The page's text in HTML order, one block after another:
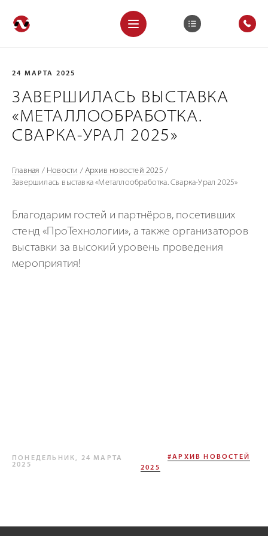
24 МАРТА 2025
ЗАВЕРШИЛАСЬ ВЫСТАВКА
«МЕТАЛЛООБРАБОТКА.
СВАРКА-УРАЛ 2025»
Главная / Новости /Архив новостей 2025 /
Завершилась выставка «Металлообработка. Сварка-Урал 2025»
Благодарим гостей и партнёров, посетивших
стенд «ПроТехнологии», а также организаторов
выставки за высокий уровень проведения
мероприятия!
ПОНЕДЕЛЬНИК, 24 МАРТА
2025
#АРХИВ НОВОСТЕЙ
2025